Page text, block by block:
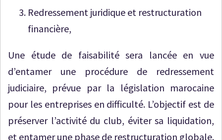
Redressement juridique et restructuration
financière,
Une étude de faisabilité sera lancée en vue
d’entamer une procédure de redressement
judiciaire, prévue par la législation marocaine
pour les entreprises en difficulté. L’objectif est de
préserver l’activité du club, éviter sa liquidation,
et entamer une phase de restructuration globale.